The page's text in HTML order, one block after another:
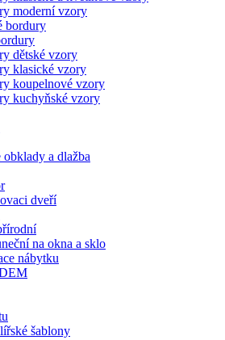
moderní vzory
bordury
dětské vzory
klasické vzory
koupelnové vzory
kuchyňské vzory
a dlažba
dveří
na okna a sklo
nábytku
šablony